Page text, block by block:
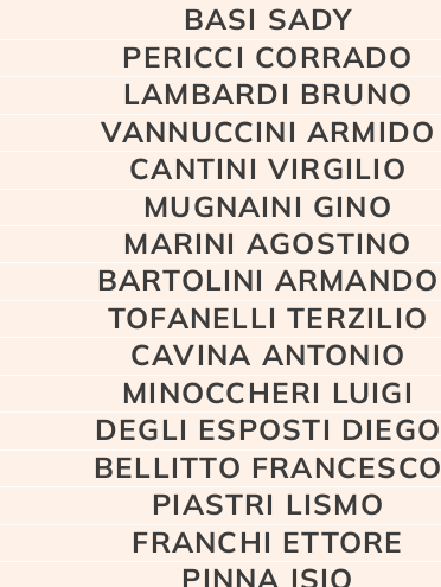
BASI SADY
PERICCI CORRADO
LAMBARDI BRUNO
VANNUCCINI ARMIDO
CANTINI VIRGILIO
MUGNAINI GINO
MARINI AGOSTINO
BARTOLINI ARMANDO
TOFANELLI TERZILIO
CAVINA ANTONIO
MINOCCHERI LUIGI
DEGLI ESPOSTI DIEGO
BELLITTO FRANCESCO
PIASTRI LISMO
FRANCHI ETTORE
PINNA ISIO